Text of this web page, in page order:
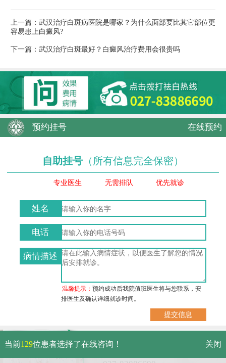
上一篇： 武汉治疗白斑病医院是哪家？为什么面部要比其它部位更
容易患上白癜风?
下一篇： 武汉治疗白斑最好？白癜风治疗费用会很贵吗
预约挂号 在线预约
自助挂号 （所有信息完全保密）
专业医生 无需排队 优先就诊
姓名
电话
病情描述
温馨提示：预约成功后我院值班医生将与您联系，安
排医生及确认详细就诊时间。
武汉市硚口区解放大道479号
免费电话：
当前129位患者选择了在线咨询！ 关闭